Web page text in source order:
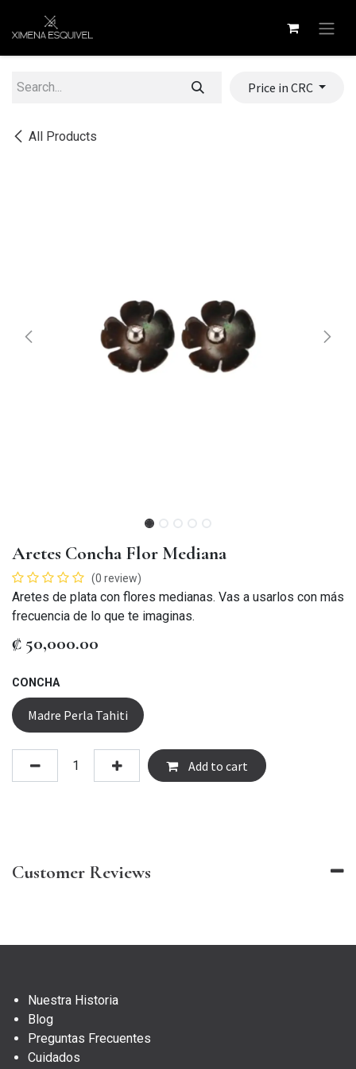
All Products
Price in CRC
Aretes Concha Flor Mediana
(0 review)
Aretes de plata con flores medianas. Vas a usarlos con más
frecuencia de lo que te imaginas.
₡ 50,000.00
CONCHA
Madre Perla Tahiti
Add to cart
Customer Reviews
Nuestra Historia
Blog
Preguntas Frecuentes
Cuidados